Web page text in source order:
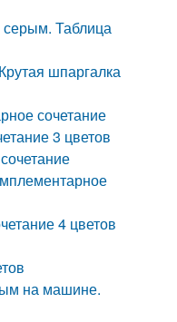
серым. Таблица
шпаргалка
сочетание
3 цветов
4 цветов
на машине.